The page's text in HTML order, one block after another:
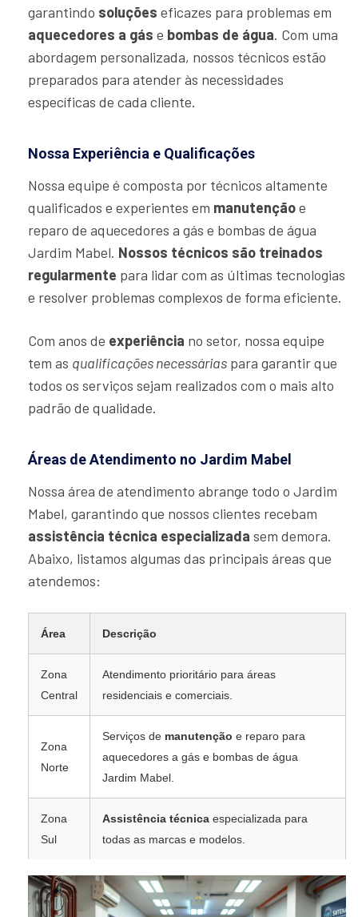
garantindo soluções eficazes para problemas em
aquecedores a gás e bombas de água. Com uma
abordagem personalizada, nossos técnicos estão
preparados para atender às necessidades
específicas de cada cliente.
Nossa Experiência e Qualificações
Nossa equipe é composta por técnicos altamente
qualificados e experientes em manutençãoe
reparo de aquecedores a gás e bombas de água
Jardim Mabel. Nossos técnicos são treinados
regularmente para lidar com as últimas tecnologias
e resolver problemas complexos de forma eficiente.
Com anos de experiência no setor, nossa equipe
tem as qualificações necessárias para garantir que
todos os serviços sejam realizados com o mais alto
padrão de qualidade.
Áreas de Atendimento no Jardim Mabel
Nossa área de atendimento abrange todo o Jardim
Mabel, garantindo que nossos clientes recebam
assistência técnica especializada sem demora.
Abaixo, listamos algumas das principais áreas que
atendemos:
Área Descrição
Zona
Central
Atendimento prioritário para áreas
residenciais e comerciais.
Zona
Norte
Serviços de manutenção e reparo para
aquecedores a gás e bombas de água
Jardim Mabel.
Zona
Sul
Assistência técnica especializada para
todas as marcas e modelos.